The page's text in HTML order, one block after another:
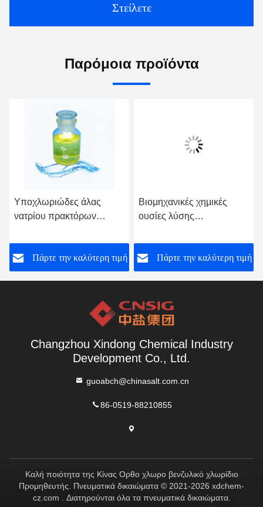
Στείλετε
Παρόμοια προϊόντα
Υποχλωριώδες άλας
νατρίου πρακτόρων
Sanitization
Πάρτε την καλύτερη τιμή
Βιομηχανικές χημικές
ουσίες λύσης
νατρίου λεύκανσης
Πάρτε την καλύτερη τιμή
Changzhou Xindong Chemical Industry
Development Co., Ltd.
guoabch@chinasalt.com.cn
86-0519-88210855
Καλή ποιότητα της Κίνας Ορθο χλωρο βενζυλικό χλωρίδιο
Προμηθευτής. Πνευματικά δικαιώματα © 2021-2026 xdchem-
cz.com . Διατηρούνται όλα τα πνευματικά δικαιώματα.